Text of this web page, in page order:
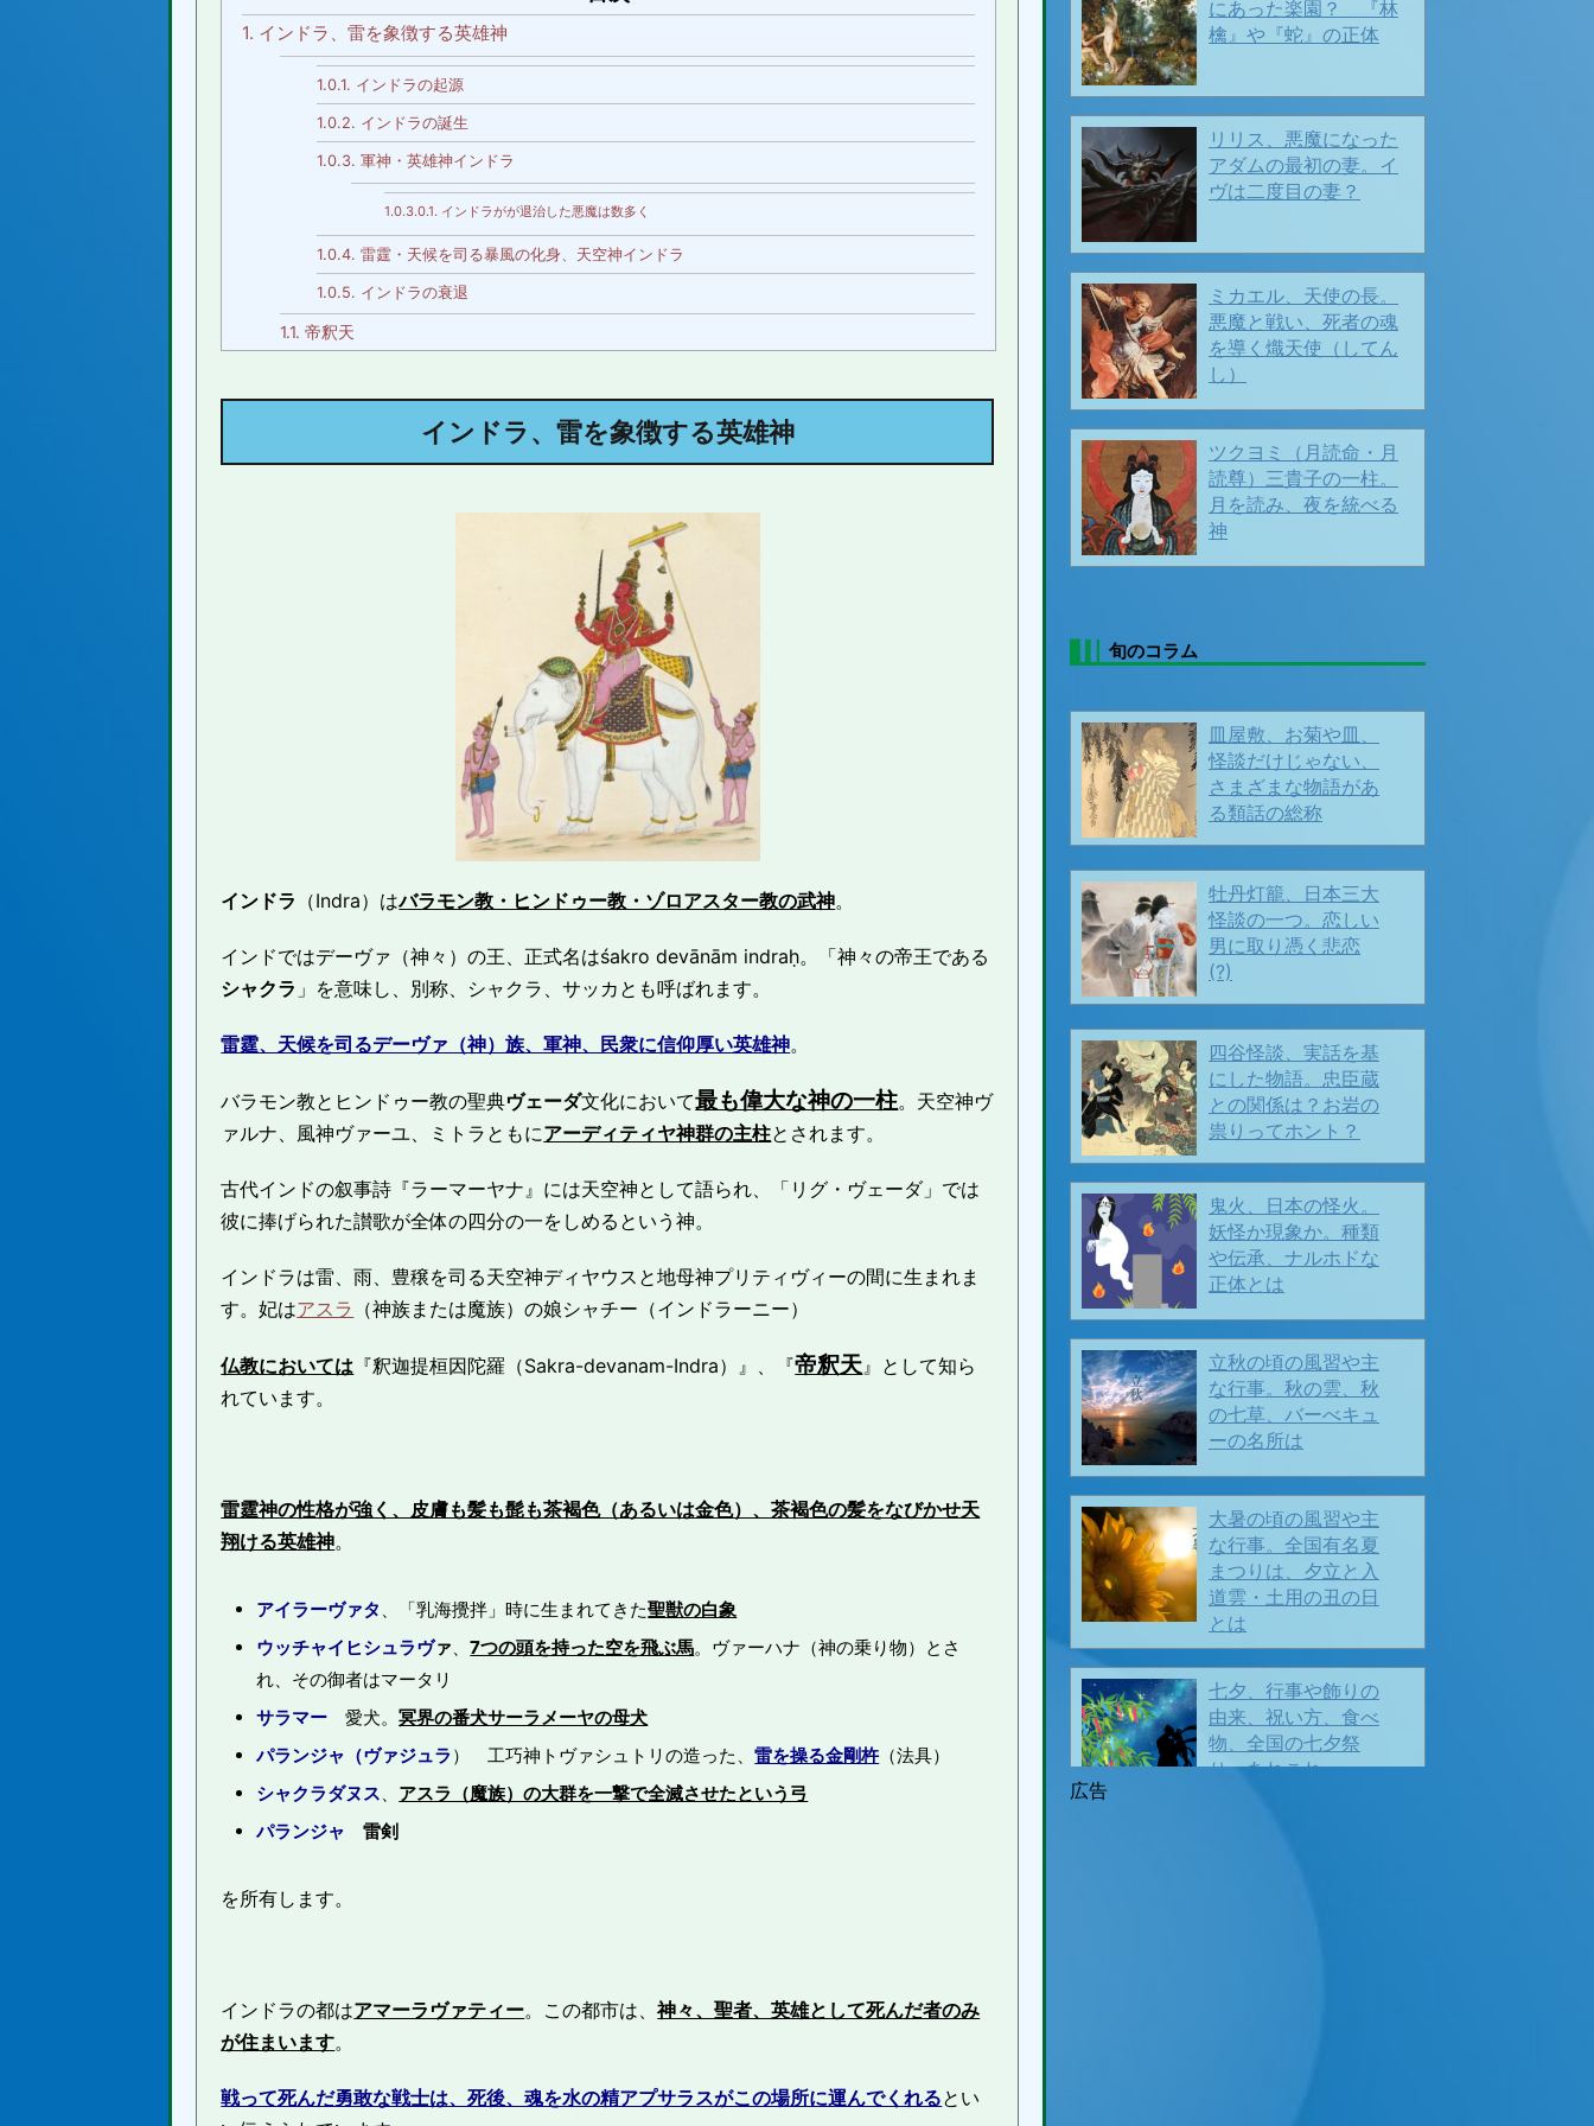
1. インドラ、雷を象徴する英雄神
1.0.1. インドラの起源
1.0.2. インドラの誕生
1.0.3. 軍神・英雄神インドラ
1.0.3.0.1. インドラがが退治した悪魔は数多く
1.0.4. 雷霆・天候を司る暴風の化身、天空神インドラ
1.0.5. インドラの衰退
1.1. 帝釈天
インドラ、 雷を象徴する英雄神
インドラ （Indra）はバラモン教・ヒンドゥー教・ゾロアスター教の武神。
インドではデーヴァ（神々）の王、正式名はśakro devānām indraḥ。「神々の帝王である
シャクラ 」を意味し、別称、シャクラ、サッカとも呼ばれます。
雷霆、天候を司るデーヴァ（神）族、軍神、民衆に信仰厚い英雄神。
バラモン教とヒンドゥー教の聖典ヴェーダ文化において最も偉大な神の一柱。天空神ヴ
ァルナ、風神ヴァーユ、ミトラともにアーディティヤ神群の主柱とされます。
古代インドの叙事詩『ラーマーヤナ』には天空神として語られ、「リグ・ヴェーダ」では
彼に捧げられた讃歌が全体の四分の一をしめるという神。
インドラは雷、雨、豊穣を司る天空神ディヤウスと地母神プリティヴィーの間に生まれま
す。妃はアスラ （神族または魔族）の娘シャチー（インドラーニー）
仏教においては 『釈迦提桓因陀羅（Sakra-devanam-Indra）』、『帝釈天』として知ら
れています。
雷霆神の性格が強く、皮膚も髪も髭も茶褐色（あるいは金色）、茶褐色の髪をなびかせ天
翔ける英雄神。
アイラーヴァタ 、「乳海攪拌」時に生まれてきた聖獣の白象
ウッチャイヒシュラヴァ、7つの頭を持った空を飛ぶ馬。ヴァーハナ（神の乗り物）とさ
れ、その御者はマータリ
サラマー 愛犬。冥界の番犬サーラメーヤの母犬
パランジャ（ヴァジュラ） 工巧神トヴァシュトリの造った、雷を操る金剛杵（法具）
シャクラダヌス、 アスラ（魔族）の大群を一撃で全滅させたという弓
パランジャ
雷剣
を所有します。
インドラの都はアマーラヴァティー。この都市は、神々、聖者、英雄として死んだ者のみ
が住まいます。
戦って死んだ勇敢な戦士は、死後、魂を水の精アプサラスがこの場所に運んでくれるとい
街にもいっぱいの春の息吹 ❤️
🌺 🌺 早春🎶 🌺🌺
2026/02/13
春の便りもちらほらと🌺
❄️寒中お見舞い、です❤️ ❄️
春よ来い、早く来い❣️
🎍 🎍 謹賀新年 🎍🎍
2026/01/01
あけましておめでとうございます🙇‍♀️
🍂 🍂 いよいよ年越し 🍂🍂
2025/12/26
良いお年をお迎えください🎍
❤️ Merry Christmas ❤️
2025/11/22
にあった楽園？ 『林
檎』や『蛇』の正体
リリス、悪魔になった
アダムの最初の妻。イ
ヴは二度目の妻？
ミカエル、天使の長。
悪魔と戦い、死者の魂
を導く熾天使（してん
し）
ツクヨミ（月読命・月
読尊）三貴子の一柱。
月を読み、夜を統べる
神
旬のコラム
皿屋敷、お菊や皿、
怪談だけじゃない、
さまざまな物語があ
る類話の総称
牡丹灯籠、日本三大
怪談の一つ。恋しい
男に取り憑く悲恋
(?)
四谷怪談、実話を基
にした物語。忠臣蔵
との関係は？お岩の
祟りってホント？
鬼火、日本の怪火。
妖怪か現象か。種類
や伝承、ナルホドな
正体とは
立秋の頃の風習や主
な行事。秋の雲、秋
の七草、バーべキュ
ーの名所は
大暑の頃の風習や主
な行事。全国有名夏
まつりは、夕立と入
道雲・土用の丑の日
とは
七夕、行事や飾りの
由来、祝い方、食べ
物、全国の七夕祭
り、あれこれ